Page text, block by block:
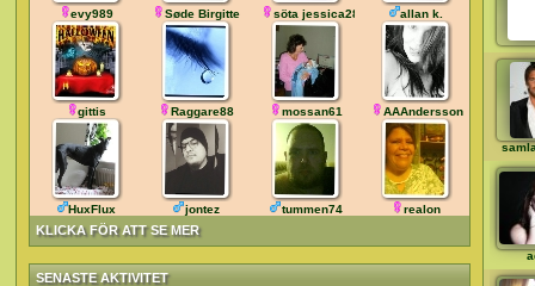
KLICKA FÖR ATT SE MER
evy989 Søde Birgitte söta jessica28 allan k.
gittis Raggare88 mossan61 AAAndersson
HuxFlux jontez tummen74 realon
SENASTE AKTIVITET